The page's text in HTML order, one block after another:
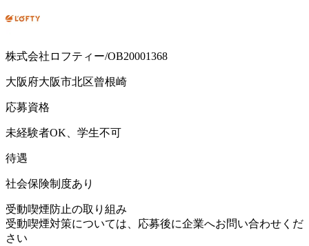
株式会社ロフティー/OB20001368
大阪府大阪市北区曾根崎
応募資格
未経験者OK、学生不可
待遇
社会保険制度あり
受動喫煙防止の取り組み
受動喫煙対策については、応募後に企業へお問い合わせくだ
さい